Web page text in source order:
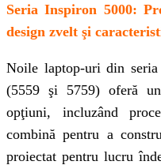
Seria Inspiron 5000:
design zvelt şi
Noile laptop-uri din
(5559 şi 5759) oferă
opţiuni, incluzând
combină pentru a
proiectat pentru lucru